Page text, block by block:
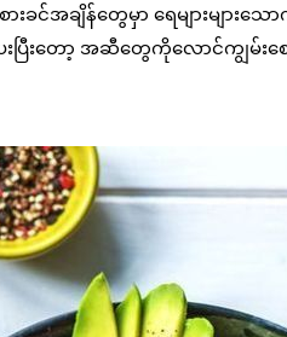
းခင်အချိန်တွေမှာ ရေများများ
းတော့ အဆီတွေကိုလောင်ကျွမ်းစ